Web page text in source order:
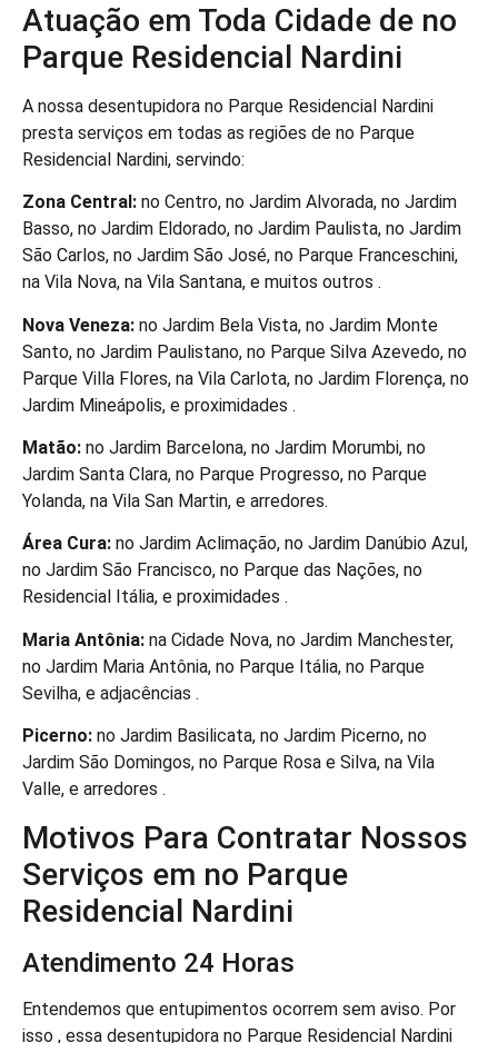
Atuação em Toda Cidade de no
Parque Residencial Nardini
A nossa desentupidora no Parque Residencial Nardini
presta serviços em todas as regiões de no Parque
Residencial Nardini, servindo:
Zona Central: no Centro, no Jardim Alvorada, no Jardim
Basso, no Jardim Eldorado, no Jardim Paulista, no Jardim
São Carlos, no Jardim São José, no Parque Franceschini,
na Vila Nova, na Vila Santana, e muitos outros .
Nova Veneza: no Jardim Bela Vista, no Jardim Monte
Santo, no Jardim Paulistano, no Parque Silva Azevedo, no
Parque Villa Flores, na Vila Carlota, no Jardim Florença, no
Jardim Mineápolis, e proximidades .
Matão: no Jardim Barcelona, no Jardim Morumbi, no
Jardim Santa Clara, no Parque Progresso, no Parque
Yolanda, na Vila San Martin, e arredores.
Área Cura: no Jardim Aclimação, no Jardim Danúbio Azul,
no Jardim São Francisco, no Parque das Nações, no
Residencial Itália, e proximidades .
Maria Antônia: na Cidade Nova, no Jardim Manchester,
no Jardim Maria Antônia, no Parque Itália, no Parque
Sevilha, e adjacências .
Picerno: no Jardim Basilicata, no Jardim Picerno, no
Jardim São Domingos, no Parque Rosa e Silva, na Vila
Valle, e arredores .
Motivos Para Contratar Nossos
Serviços em no Parque
Residencial Nardini
Atendimento 24 Horas
Entendemos que entupimentos ocorrem sem aviso. Por
isso , essa desentupidora no Parque Residencial Nardini